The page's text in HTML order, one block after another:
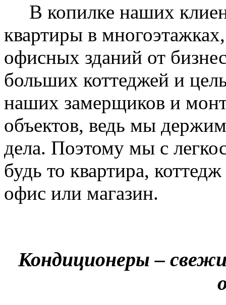
В копилке наших
квартиры в
офисных зданий от
больших коттеджей и
наших замерщиков и
объектов, ведь мы
дела. Поэтому мы с
будь то квартира,
офис или магазин.
Кондиционеры –